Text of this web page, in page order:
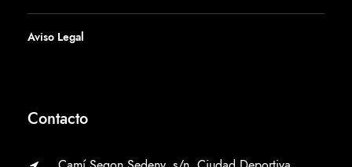
Aviso Legal
Contacto